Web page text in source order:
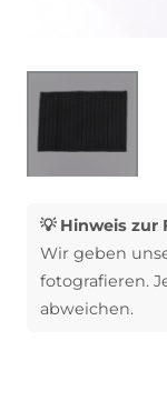
💡 Hinweis zur
Wir geben
fotografieren.
abweichen.